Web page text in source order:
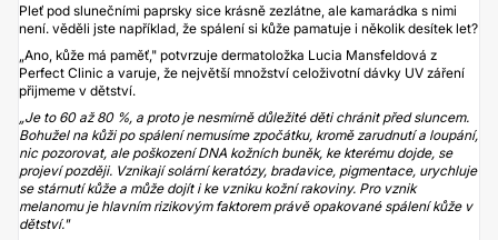
Pleť pod slunečními paprsky sice krásně zezlátne, ale kamarádka s nimi
není. věděli jste například, že spálení si kůže pamatuje i několik desítek let?
„Ano, kůže má paměť," potvrzuje dermatoložka Lucia Mansfeldová z
Perfect Clinic a varuje, že největší množství celoživotní dávky UV záření
přijmeme v dětství.
„Je to 60 až 80 %, a proto je nesmírně důležité děti chránit před sluncem.
Bohužel na kůži po spálení nemusíme zpočátku, kromě zarudnutí a loupání,
nic pozorovat, ale poškození DNA kožních buněk, ke kterému dojde, se
projeví později. Vznikají solární keratózy, bradavice, pigmentace, urychluje
se stárnutí kůže a může dojít i ke vzniku kožní rakoviny. Pro vznik
melanomu je hlavním rizikovým faktorem právě opakované spálení kůže v
dětství."